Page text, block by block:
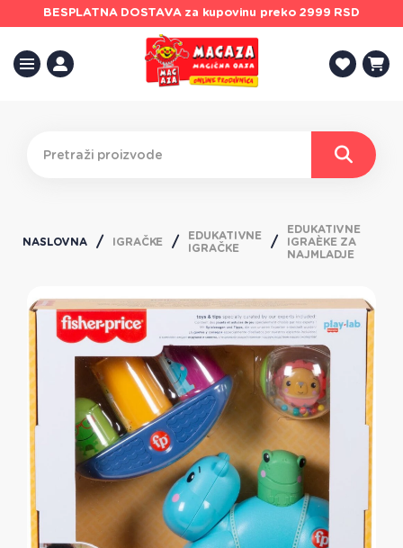
BESPLATNA DOSTAVAza kupovinu preko 2999 RSD
NASLOVNA IGRAČKE
EDUKATIVNE
IGRAČKE
EDUKATIVNE
IGRAÈKE ZA
NAJMLADJE